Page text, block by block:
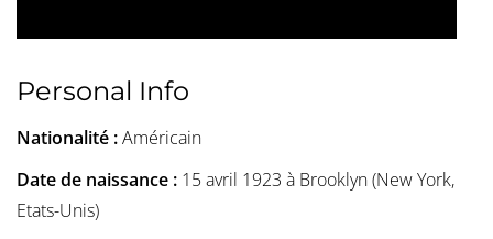
Personal Info
Nationalité :Américain
Date de naissance : 15 avril 1923 à Brooklyn (New York,
Etats-Unis)